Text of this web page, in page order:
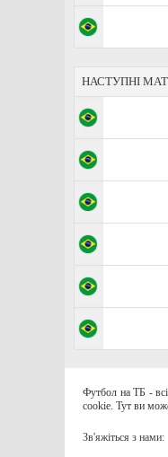
НАСТУПНІ
Футбол на ТБ -
cookie. Тут ви
Зв'яжіться з нами: